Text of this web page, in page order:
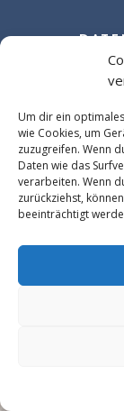
Um dir ein
wie Cookies, um
zuzugreifen. Wenn
Daten wie das
verarbeiten. Wenn
zurückziehst,
beeinträchtigt